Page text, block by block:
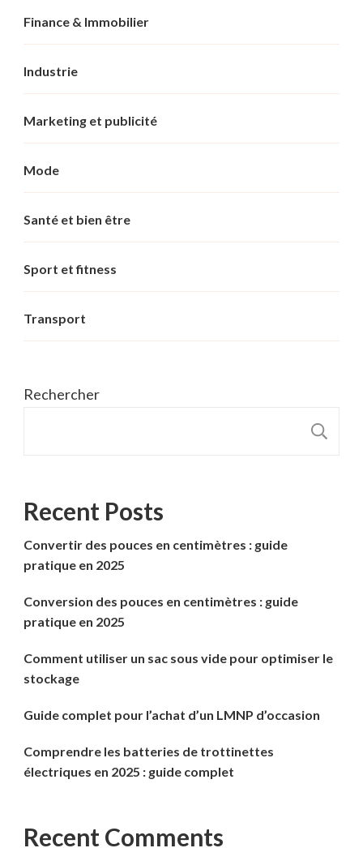
Finance & Immobilier
Industrie
Marketing et publicité
Mode
Santé et bien être
Sport et fitness
Transport
Rechercher
Recent Posts
Convertir des pouces en centimètres : guide
pratique en 2025
Conversion des pouces en centimètres : guide
pratique en 2025
Comment utiliser un sac sous vide pour optimiser le
stockage
Guide complet pour l’achat d’un LMNP d’occasion
Comprendre les batteries de trottinettes
électriques en 2025 : guide complet
Recent Comments